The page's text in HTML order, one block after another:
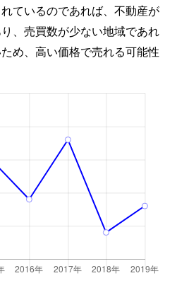
ているのであれば、不動産が
、売買数が少ない地域であれ
め、高い価格で売れる可能性